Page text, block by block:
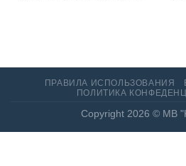
ПРАВИЛА ИСПОЛЬЗОВАНИЯ
ПОЛИТИКА
Copyright 2026 © MB